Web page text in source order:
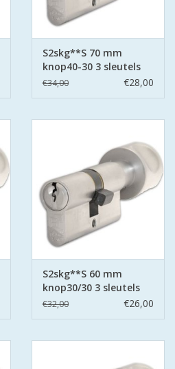
S2skg**S 70 mm
knop40-30 3 sleutels
€34,00 €28,00
S2skg**S 60 mm
knop30/30 3 sleutels
€32,00 €26,00